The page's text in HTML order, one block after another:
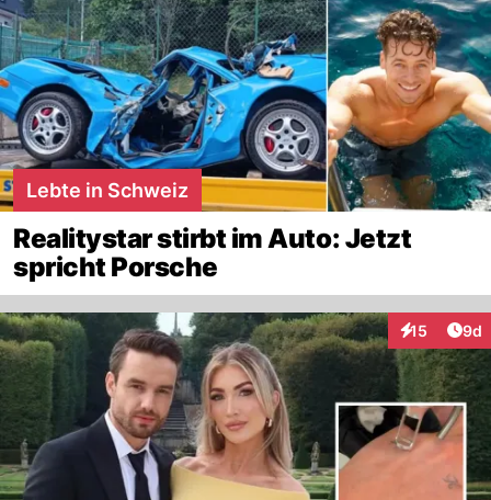
Lebte in Schweiz
Realitystar stirbt im Auto: Jetzt
spricht Porsche
15
Interaktionen
9d